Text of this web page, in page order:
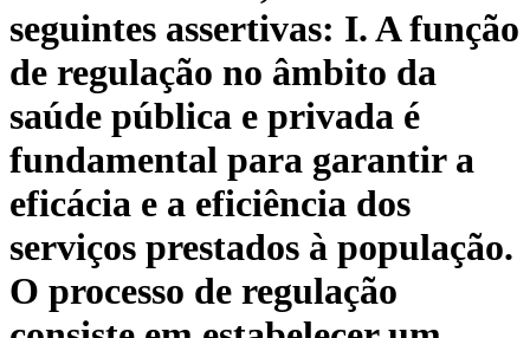
seguintes assertivas: I. A função
de regulação no âmbito da
saúde pública e privada é
fundamental para garantir a
eficácia e a eficiência dos
serviços prestados à população.
O processo de regulação